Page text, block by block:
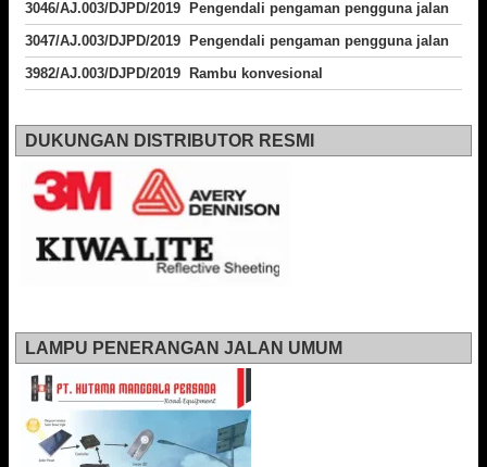
3046/AJ.003/DJPD/2019 Pengendali pengaman pengguna jalan
3047/AJ.003/DJPD/2019 Pengendali pengaman pengguna jalan
3982/AJ.003/DJPD/2019 Rambu konvesional
DUKUNGAN DISTRIBUTOR RESMI
LAMPU PENERANGAN JALAN UMUM